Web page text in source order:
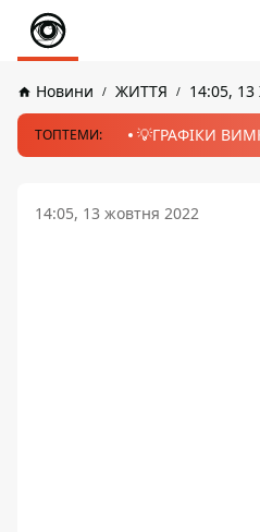
Новини ЖИТТЯ 14:05,
ТОПТЕМИ: 💡ГРАФІКИ
14:05, 13 жовтня 2022